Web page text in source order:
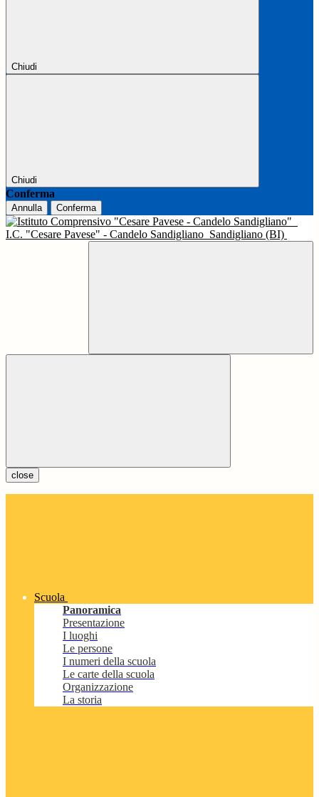
Chiudi
Chiudi
Conferma
Annulla Conferma
I.C. "Cesare Pavese" - Candelo Sandigliano Sandigliano (BI)
close
Scuola
Panoramica
Presentazione
I luoghi
Le persone
I numeri della scuola
Le carte della scuola
Organizzazione
La storia